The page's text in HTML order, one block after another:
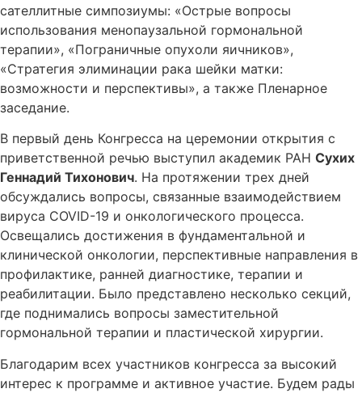
сателлитные симпозиумы: «Острые вопросы
использования менопаузальной гормональной
терапии», «Пограничные опухоли яичников»,
«Стратегия элиминации рака шейки матки:
возможности и перспективы», а также Пленарное
заседание.
В первый день Конгресса на церемонии открытия с
приветственной речью выступил академик РАН Сухих
Геннадий Тихонович. На протяжении трех дней
обсуждались вопросы, связанные взаимодействием
вируса COVID-19 и онкологического процесса.
Освещались достижения в фундаментальной и
клинической онкологии, перспективные направления в
профилактике, ранней диагностике, терапии и
реабилитации. Было представлено несколько секций,
где поднимались вопросы заместительной
гормональной терапии и пластической хирургии.
Благодарим всех участников конгресса за высокий
интерес к программе и активное участие. Будем рады